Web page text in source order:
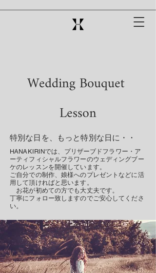
Wedding Bouquet
Lesson
特別な日を、もっと特別な日に・・
HANAKIRINでは、プリザーブドフラワー・ア
ーティフィシャルフラワーのウェディングブー
ケのレッスンを開催しています。
​ご自分での制作、娘様へのプレゼントなどに活
用して頂ければと思います。
お花が初めての方でも大丈夫です。
​丁寧にフォロー致しますのでご安心してくださ
い。